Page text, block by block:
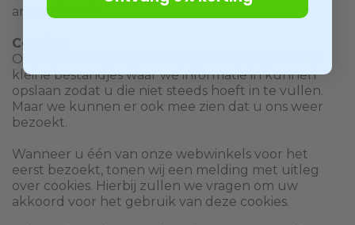
anonimiseren.
Cookies
Onze webwinkels gebruiken cookies. Cookies zijn
kleine bestandjes waar we informatie in kunnen
opslaan zodat u die niet steeds hoeft in te vullen.
Maar we kunnen er ook mee zien dat u ons weer
bezoekt.
Wanneer u één van onze webwinkels voor het
eerst bezoekt, tonen wij een melding met uitleg
over cookies. Hierbij zullen we vragen om uw
akkoord voor het gebruik van deze cookies.